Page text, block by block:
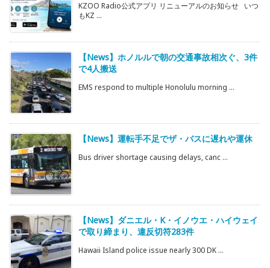
KZOO Radio公式アプリ リニューアルのお知らせ いつ
もKZ ...
【News】ホノルルで朝の交通事故相次ぐ、3件
で4人搬送
EMS respond to multiple Honolulu morning ...
【News】運転手不足でザ・バスに遅れや運休
Bus driver shortage causing delays, canc ...
【News】ダニエル・K・イノウエ・ハイウェイ
で取り締まり、違反切符283件
Hawaii Island police issue nearly 300 DK ...